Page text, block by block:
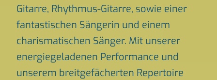
Gitarre, Rhythmus-Gitarre, sowie einer
fantastischen Sängerin und einem
charismatischen Sänger. Mit unserer
energiegeladenen Performance und
unserem breitgefächerten Repertoire